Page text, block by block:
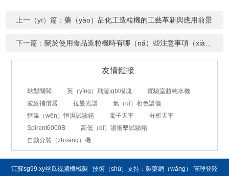
上一（yī）篇：藥（yào）品化工造粒機的工藝革新與應用前景
下一篇： 關於使用食品造粒機時有哪（nǎ）些注意事項（xiàng）就看（kàn）看本篇吧
友情鏈接
球型閘閥 英（yīng）飛淩igbt模塊
實驗室超純水機
波紋補償器
拉曼光譜
氣（qì）相色譜儀
恒溫（wēn）恒濕試驗箱
電子天平
分析天平
Spirent6000B
高低（dī）溫衝擊試驗箱
自動分裝（zhuāng）機
技術（shù）支持： 製藥網（wǎng） 管理登陸
江蘇sg99.xy丝瓜视频機械製